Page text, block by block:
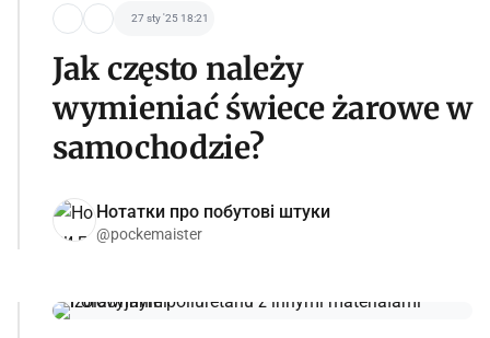
27 sty '25 18:21
Jak często należy
wymieniać świece żarowe w
samochodzie?
Нотатки про побутові штуки
@pockemaister